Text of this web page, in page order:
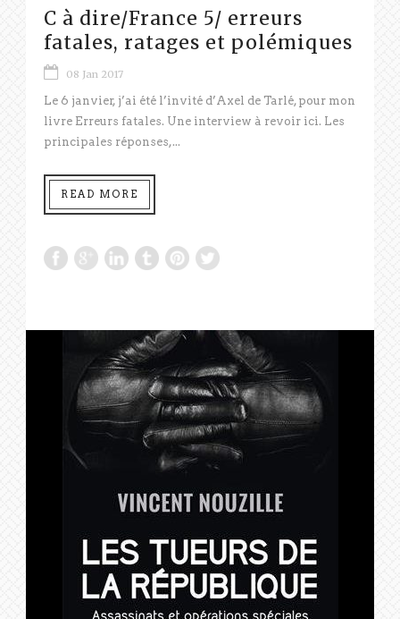
C à dire/France 5/ erreurs
fatales, ratages et polémiques
08 Jan 2017
Le 6 janvier, j’ai été l’invité d’Axel de Tarlé, pour mon
livre Erreurs fatales. Une interview à revoir ici. Les
principales réponses,...
READ MORE